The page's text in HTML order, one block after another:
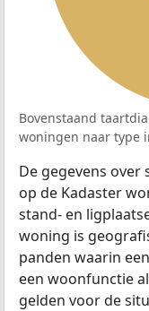
Bovenstaand
woningen naar type
De gegevens
op de Kadaster
stand- en
woning is
panden waarin
een woonfunctie
gelden voor de